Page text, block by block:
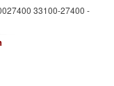
33100-27400 -